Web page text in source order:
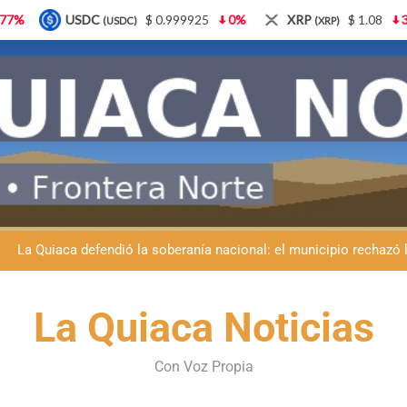
Día del Niño en La Quiaca: el municipio prepara una gran
La Quiaca despide a Luis Barea: el
Luciana Álvarez recibió el Premio San Salvador: La Quiaca celebra
La Quiaca despide a Luis Barea: el
La Quiaca defendió la soberanía nacional: el municipio
La Quiaca Noticias
Con Voz Propia
0.999925 0% XRP(XRP) $ 1.08 3.87% Solana (SOL)